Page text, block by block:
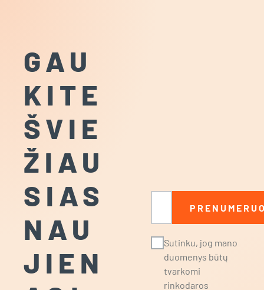
GAU
KITE
ŠVIE
ŽIAU
SIAS
NAU
JIEN
El. paštas
Sutinku, jog mano
duomenys būtų
tvarkomi
rinkodaros